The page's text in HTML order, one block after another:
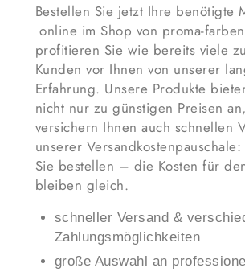
Bestellen Sie jetzt Ihre benötigte
online im Shop von proma-
profitieren Sie wie bereits viele
Kunden vor Ihnen von unserer
Erfahrung. Unsere Produkte
nicht nur zu günstigen Preisen
versichern Ihnen auch schnellen
unserer
Sie bestellen – die Kosten für
bleiben gleich.
schneller Versand &
Zahlungsmöglichkeiten
große Auswahl an